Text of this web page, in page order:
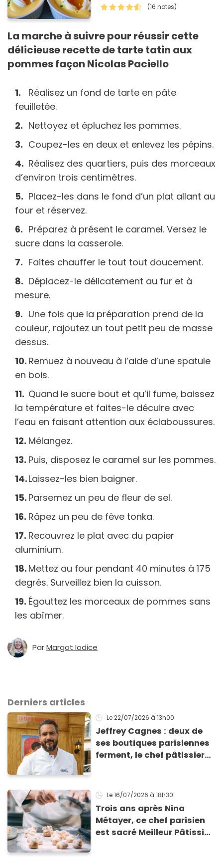
(16 notes)
La marche à suivre pour réussir cette
délicieuse recette de tarte tatin aux
pommes façon Nicolas Paciello
Réalisez un fond de tarte en pâte
feuilletée.
Nettoyez et épluchez les pommes.
Coupez-les en deux et enlevez les pépins.
Réalisez des quartiers, puis des morceaux
d’environ trois centimètres.
Placez-les dans le fond d’un plat allant au
four et réservez.
Préparez à présent le caramel. Versez le
sucre dans la casserole.
Faites chauffer le tout tout doucement.
Déplacez-le délicatement au fur et à
mesure.
Une fois que la préparation prend de la
couleur, rajoutez un tout petit peu de masse
dessus.
Remuez à nouveau à l’aide d’une spatule
en bois.
Quand le sucre bout et qu’il fume, baissez
la température et faites-le décuire avec
l’eau en faisant attention aux éclaboussures.
Mélangez.
Puis, disposez le caramel sur les pommes.
Laissez-les bien baigner.
Parsemez un peu de fleur de sel.
Râpez un peu de fève tonka.
Recouvrez le plat avec du papier
aluminium.
Mettez au four pendant 40 minutes à 175
degrés. Surveillez bien la cuisson.
Égouttez les morceaux de pommes sans
les abîmer.
ParMargot Iodice
Derniers articles
Le 22/07/2026 à 13h00
Jeffrey Cagnes : deux de
ses boutiques parisiennes
ferment, le chef pâtissier
Le 16/07/2026 à 18h30
Trois ans après Nina
Métayer, ce chef parisien
est sacré Meilleur Pâtissier